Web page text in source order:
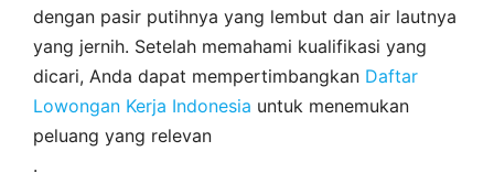
dengan pasir putihnya yang lembut dan air lautnya
yang jernih. Setelah memahami kualifikasi yang
dicari, Anda dapat mempertimbangkan Daftar
Lowongan Kerja Indonesia untuk menemukan
peluang yang relevan
.